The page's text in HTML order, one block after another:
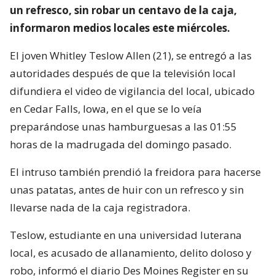
un refresco, sin robar un centavo de la caja,
informaron medios locales este miércoles.
El joven Whitley Teslow Allen (21), se entregó a las
autoridades después de que la televisión local
difundiera el video de vigilancia del local, ubicado
en Cedar Falls, Iowa, en el que se lo veía
preparándose unas hamburguesas a las 01:55
horas de la madrugada del domingo pasado.
El intruso también prendió la freidora para hacerse
unas patatas, antes de huir con un refresco y sin
llevarse nada de la caja registradora.
Teslow, estudiante en una universidad luterana
local, es acusado de allanamiento, delito doloso y
robo, informó el diario Des Moines Register en su